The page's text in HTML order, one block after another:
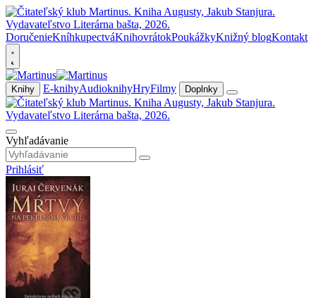
DoručenieKníhkupectváKnihovrátokPoukážkyKnižný blogKontakt
Knihy E-knihyAudioknihyHryFilmy Doplnky
Vyhľadávanie
Prihlásiť